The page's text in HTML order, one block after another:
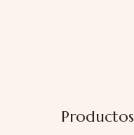
Productos